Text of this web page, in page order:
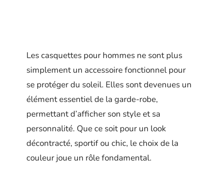
Les casquettes pour hommes ne sont plus
simplement un accessoire fonctionnel pour
se protéger du soleil. Elles sont devenues un
élément essentiel de la garde-robe,
permettant d’afficher son style et sa
personnalité. Que ce soit pour un look
décontracté, sportif ou chic, le choix de la
couleur joue un rôle fondamental.